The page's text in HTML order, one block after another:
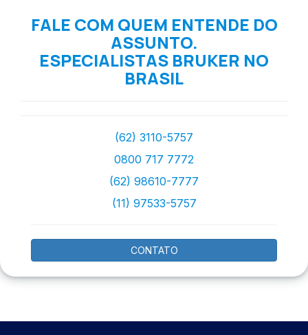
FALE COM QUEM ENTENDE DO
ASSUNTO.
ESPECIALISTAS BRUKER NO
BRASIL
(62) 3110-5757
0800 717 7772
(62) 98610-7777
(11) 97533-5757
CONTATO